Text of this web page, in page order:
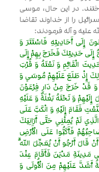
در اين حال، موسى
را از خداوند تقاضا
عليه و آله فرمودند:
إِلَى أَحَادِيثِهِ فَاسْتَتَرَ وَ
إِلَى حَدِيثِكَ فَخَرَجَ بِهِمْ إِلَى
الْقَائِمِ وَ نَعْتَهُ وَ قُرْبَ
إِذْ طَلَعَ عَلَيْهِمْ مُوسَي وَ
قَدْ خَرَجَ مِنْ دَارِ فِرْعَوْنَ
وَ تَحْتَهُ بَغْلَةٌ وَ عَلَيْهِ
فَقَامَ إِلَيْهِ وَ انْكَبَّ عَلَى
لَمْ يُمِتْنِي حَتَّى أَرَانِيَكَ
فَأَكَبُّوا عَلَى الْأَرْضِ
قَالَ أَرْجُو أَنْ يُعَجِّلَ اللَّهُ
مَدِينَةِ مَدْيَنَ فَأَقَامَ عِنْدَ
أَشَدَّ عَلَيْهِمْ مِنَ الْأُولَى وَ